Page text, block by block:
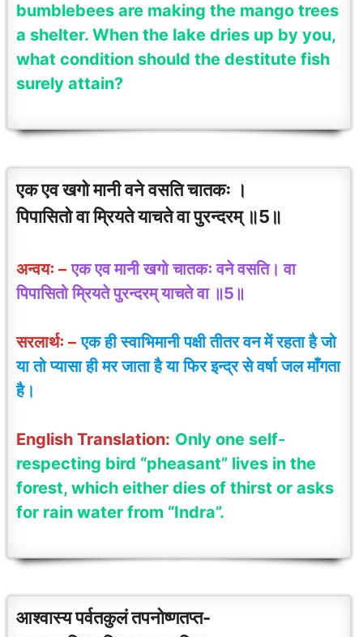
bumblebees are making the mango trees
a shelter. When the lake dries up by you,
what condition should the destitute fish
surely attain?
एक एव खगो मानी वने वसति चातकः ।
पिपासितो वा म्रियते याचते वा पुरन्दरम् ॥5॥
अन्वयः – एक एव मानी खगो चातकः वने वसति। वा
पिपासितो म्रियते पुरन्दरम् याचते वा ॥5॥
सरलार्थः – एक ही स्वाभिमानी पक्षी तीतर वन में रहता है जो
या तो प्यासा ही मर जाता है या फिर इन्द्र से वर्षा जल माँगता
है।
English Translation: Only one self-
respecting bird “pheasant” lives in the
forest, which either dies of thirst or asks
for rain water from “Indra”.
आश्वास्य पर्वतकुलं तपनोष्णतप्त-